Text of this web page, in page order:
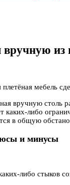
из
мебель
вручную столь
либо
в общую
и минусы
либо стыков